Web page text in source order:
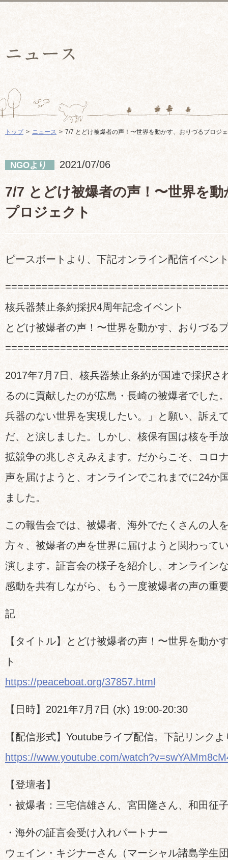
トップ ニュース 7/7 とどけ被爆者の声！〜世界を動かす、おりづるプロジ
NGOより 2021/07/06
7/7 とどけ被爆者の声！〜世界を
プロジェクト
ピースボートより、下記オンライン配信イベン
核兵器禁止条約採択4周年記念イベント
とどけ被爆者の声！〜世界を動かす、おりづる
2017年7月7日、核兵器禁止条約が国連で採択さ
るのに貢献したのが広島・長崎の被爆者でした
兵器のない世界を実現したい。」と願い、訴え
だ、と涙しました。しかし、核保有国は核を手
拡競争の兆しさえみえます。だからこそ、コロ
声を届けようと、オンラインでこれまでに24か
ました。
この報告会では、被爆者、海外でたくさんの人
方々、被爆者の声を世界に届けようと関わって
演します。証言会の様子を紹介し、オンライン
感動を共有しながら、もう一度被爆者の声の重
記
【タイトル】とどけ被爆者の声！〜世界を動か
ト
https://peaceboat.org/37857.html
【日時】2021年7月7日 (水) 19:00-20:30
【配信形式】Youtubeライブ配信。下記リンク
https://www.youtube.com/
【登壇者】
・被爆者：三宅信雄さん、宮田隆さん、和田征
・海外の証言会受け入れパートナー
ウェイン・キジナーさん（マーシャル諸島学生